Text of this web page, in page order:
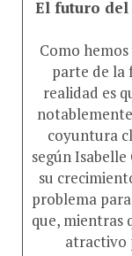
Como
parte de la
realidad es
coyuntura
según
su
problema
que, mientras
atractivo